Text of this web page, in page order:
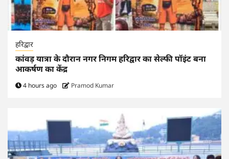
हरिद्वार
कांवड़ यात्रा के दौरान नगर निगम हरिद्वार का सेल्फी पॉइंट बना
आकर्षण का केंद्र
4 hours ago Pramod Kumar